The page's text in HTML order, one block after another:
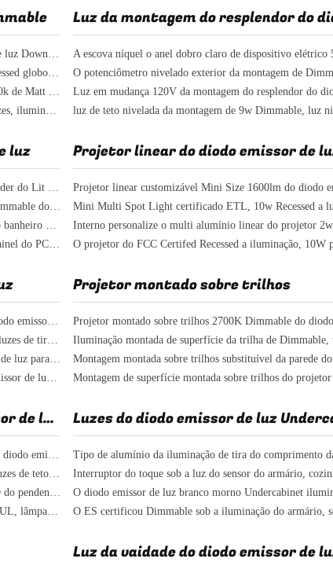
Tipo do globo ocular da polegada 5CCT do diodo emissor de luz Downlights 4 de Smart Dimmable da suspensão Cardan
O UL certificou o quadrado Downlight de Trimless, luz Recessed globo ocular de 4inch 9w
Círculo do diodo emissor de luz Downlights 3.5inch 9w 2700k de Matt Black Recessed Dimmable
O diodo emissor de luz de Dimmable do círculo Recessed luzes, iluminação Recessed suspensão Cardan de 3.5inch 9w
luz
Luz de painel magro ajustável do diodo emissor de luz do poder do Lit da borda ESPIGA lisa de Dimmable da bolacha de 4 polegadas
A luz de painel do diodo emissor de luz do Super Slim de Dimmable do quadrado, luz IC do quadro de painel do diodo emissor de luz de 4 polegadas avaliou
Luz de painel magro 18W do diodo emissor de luz do uso do banheiro 1×1FT AC100V Dimmable
Polegada magro 5CCT da luz 12W 6 do potenciômetro do painel do PC retroiluminado residencial
Projetor linear do diodo emissor de
Altura linear Recessed montagem da luz de tira 14.4W do diodo emissor de luz da parede 10mm interna
O teto Recessed a luz de tira linear do diodo emissor de luz, luzes de tira niveladas 1440lm do diodo emissor de luz da montagem
Luz de tira linear interna suspendida 277V do diodo emissor de luz para a decoração da casa
Montagem nivelada iluminação de tira Recessed do diodo emissor de luz do teto, pendente da tira do diodo emissor de luz da largura de 20mm
Projetor montado sobre trilhos
Luz de teto do pendente do diodo emissor de luz
Luzes de teto modernas de suspensão AC12V do pendente do diodo emissor de luz 1800LM ajustáveis
Luzes de teto industriais do diodo emissor de luz do metal, luzes de teto do diodo emissor de luz do diâmetro de 30cm para o escritório
ETL certificou o diâmetro do watt 1800LM da luz de teto 20 do pendente do diodo emissor de luz
Luz de teto espiral do diodo emissor de luz da aprovação do UL, lâmpada de suspensão AC12V do diodo emissor de luz
Luzes do diodo emissor de luz
Luz da vaidade do diodo emissor de